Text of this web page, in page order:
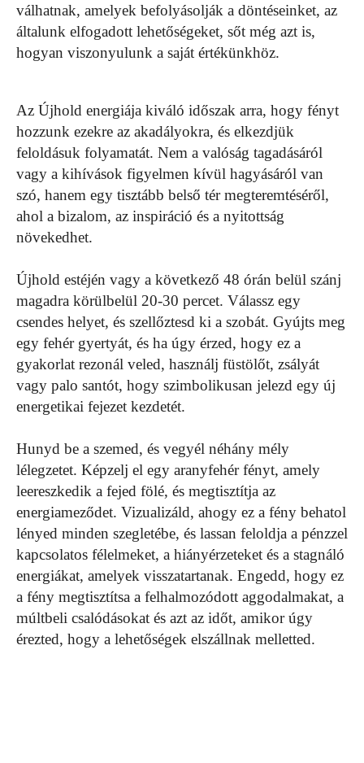
válhatnak, amelyek befolyásolják a döntéseinket, az
általunk elfogadott lehetőségeket, sőt még azt is,
hogyan viszonyulunk a saját értékünkhöz.
Az Újhold energiája kiváló időszak arra, hogy fényt
hozzunk ezekre az akadályokra, és elkezdjük
feloldásuk folyamatát. Nem a valóság tagadásáról
vagy a kihívások figyelmen kívül hagyásáról van
szó, hanem egy tisztább belső tér megteremtéséről,
ahol a bizalom, az inspiráció és a nyitottság
növekedhet.
Újhold estéjén vagy a következő 48 órán belül szánj
magadra körülbelül 20-30 percet. Válassz egy
csendes helyet, és szellőztesd ki a szobát. Gyújts meg
egy fehér gyertyát, és ha úgy érzed, hogy ez a
gyakorlat rezonál veled, használj füstölőt, zsályát
vagy palo santót, hogy szimbolikusan jelezd egy új
energetikai fejezet kezdetét.
Hunyd be a szemed, és vegyél néhány mély
lélegzetet. Képzelj el egy aranyfehér fényt, amely
leereszkedik a fejed fölé, és megtisztítja az
energiameződet. Vizualizáld, ahogy ez a fény behatol
lényed minden szegletébe, és lassan feloldja a pénzzel
kapcsolatos félelmeket, a hiányérzeteket és a stagnáló
energiákat, amelyek visszatartanak. Engedd, hogy ez
a fény megtisztítsa a felhalmozódott aggodalmakat, a
múltbeli csalódásokat és azt az időt, amikor úgy
érezted, hogy a lehetőségek elszállnak melletted.